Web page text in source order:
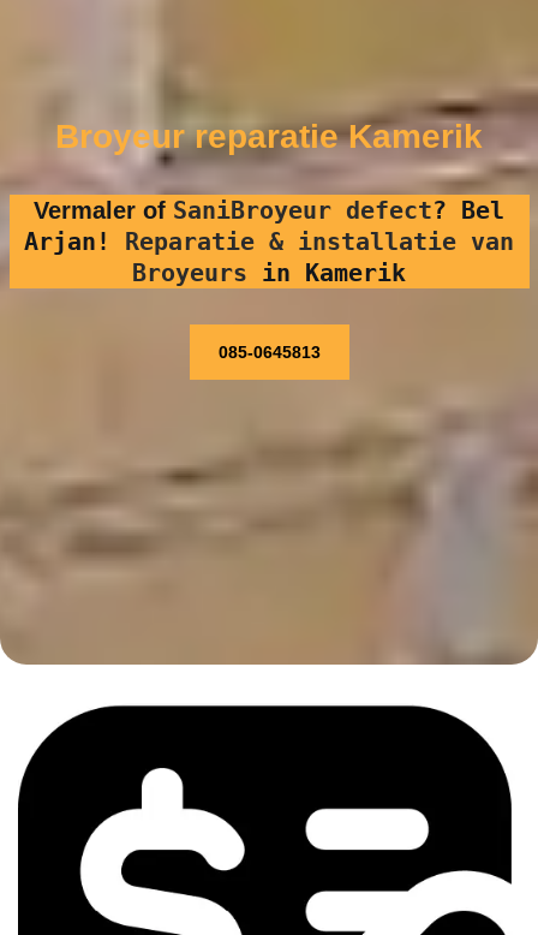
Broyeur reparatie Kamerik
Vermaler of SaniBroyeur defect? Bel
Arjan! Reparatie & installatie van
Broyeurs in Kamerik
085-0645813